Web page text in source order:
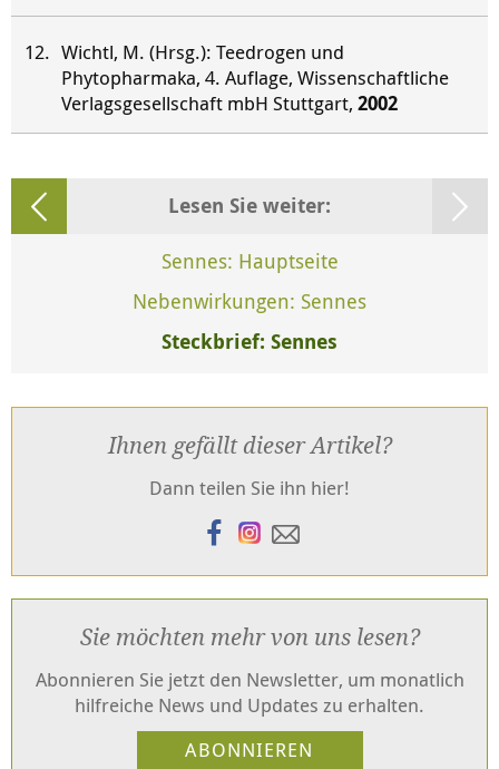
Wichtl, M. (Hrsg.): Teedrogen und
Phytopharmaka, 4. Auflage, Wissenschaftliche
Verlagsgesellschaft mbH Stuttgart, 2002
Lesen Sie weiter:
Sennes: Hauptseite
Nebenwirkungen: Sennes
Steckbrief: Sennes
Ihnen gefällt dieser Artikel?
Dann teilen Sie ihn hier!
Sie möchten mehr von uns lesen?
Abonnieren Sie jetzt den Newsletter, um monatlich
hilfreiche News und Updates zu erhalten.